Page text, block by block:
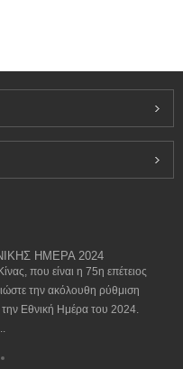
ΗΜΕΡΑ 2024
που είναι η 75η επέτειος
την ακόλουθη ρύθμιση
Εθνική Ημέρα του 2024.